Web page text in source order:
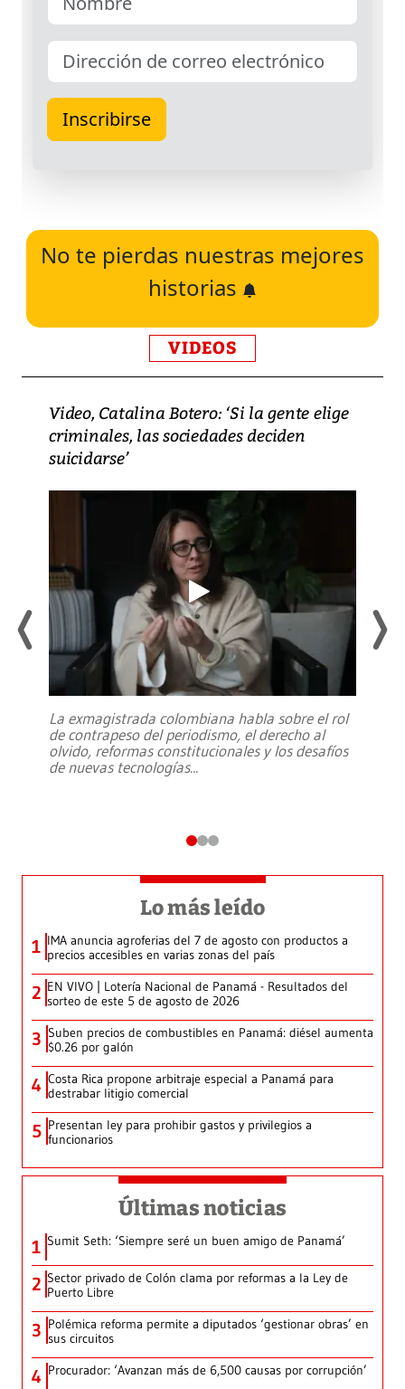
No te pierdas nuestras mejores
historias
VIDEOS
Video, Catalina Botero: ‘Si la gente elige
criminales, las sociedades deciden
suicidarse’
La exmagistrada colombiana habla sobre el rol
de contrapeso del periodismo, el derecho al
olvido, reformas constitucionales y los desafíos
de nuevas tecnologías...
Lo más leído
1 IMA anuncia agroferias del 7 de agosto con productos a
precios accesibles en varias zonas del país
2 EN VIVO | Lotería Nacional de Panamá - Resultados del
sorteo de este 5 de agosto de 2026
3 Suben precios de combustibles en Panamá: diésel aumenta
$0.26 por galón
4 Costa Rica propone arbitraje especial a Panamá para
destrabar litigio comercial
5 Presentan ley para prohibir gastos y privilegios a
funcionarios
Últimas noticias
1 Sumit Seth: ‘Siempre seré un buen amigo de Panamá’
2 Sector privado de Colón clama por reformas a la Ley de
Puerto Libre
3 Polémica reforma permite a diputados ‘gestionar obras’ en
sus circuitos
4 Procurador: ‘Avanzan más de 6,500 causas por corrupción’